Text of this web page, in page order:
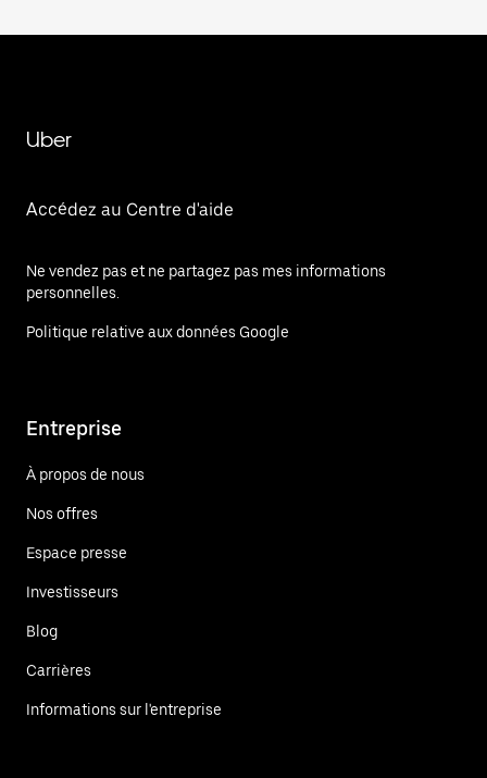
Uber
Accédez au Centre d'aide
Ne vendez pas et ne partagez pas mes informations
personnelles.
Politique relative aux données Google
Entreprise
À propos de nous
Nos offres
Espace presse
Investisseurs
Blog
Carrières
Informations sur l'entreprise